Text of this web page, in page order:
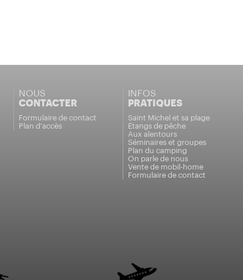
NOUS
CONTACTER
Formulaire de contact
Plan d'accès
INFOS
PRATIQUES
Saint Michel et sa plage
Étangs de pêche
Aux alentours
Séminaires et groupes
Plan du camping
On parle de nous
Vente de mobil-home
Formulaire de contact